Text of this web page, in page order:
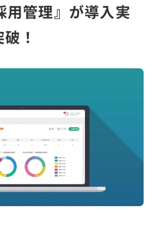
用管理』が導入実
！